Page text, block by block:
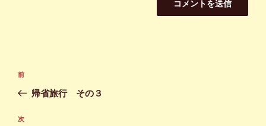
投
ナ
ビ
前
の
稿
前
帰省旅行 その３
次
次